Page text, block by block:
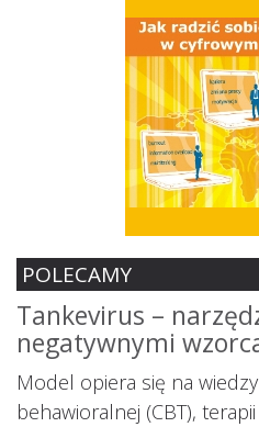
POLECAMY
Tankevirus –
negatywnymi
Model opiera się na
behawioralnej (CBT),